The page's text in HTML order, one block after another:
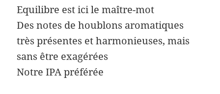
Equilibre est ici le maître-mot
Des notes de houblons aromatiques
très présentes et harmonieuses, mais
sans être exagérées
Notre IPA préférée